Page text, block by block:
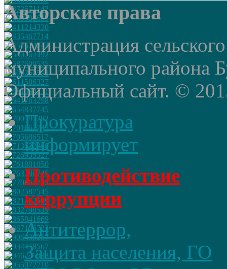
Авторские права
Администрация
муниципального района
Официальный сайт. ©
Прокуратура
информирует
Противодействие
коррупции
Антитеррор,
Защита населения, ГО